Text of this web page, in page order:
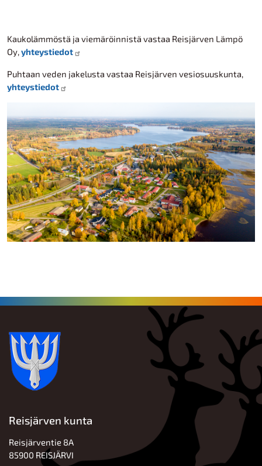
Kaukolämmöstä ja viemäröinnistä vastaa Reisjärven Lämpö
Oy,yhteystiedot
Puhtaan veden jakelusta vastaa Reisjärven vesiosuuskunta,
yhteystiedot
Reisjärven kunta
Reisjärventie 8A
85900 REISJÄRVI